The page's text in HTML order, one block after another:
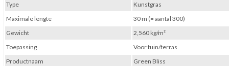
Type
Kunstgras
Maximale lengte
30 m (= aantal 300)
Gewicht
2,560 kg/m²
Toepassing
Voor tuin/terras
Productnaam
Green Bliss